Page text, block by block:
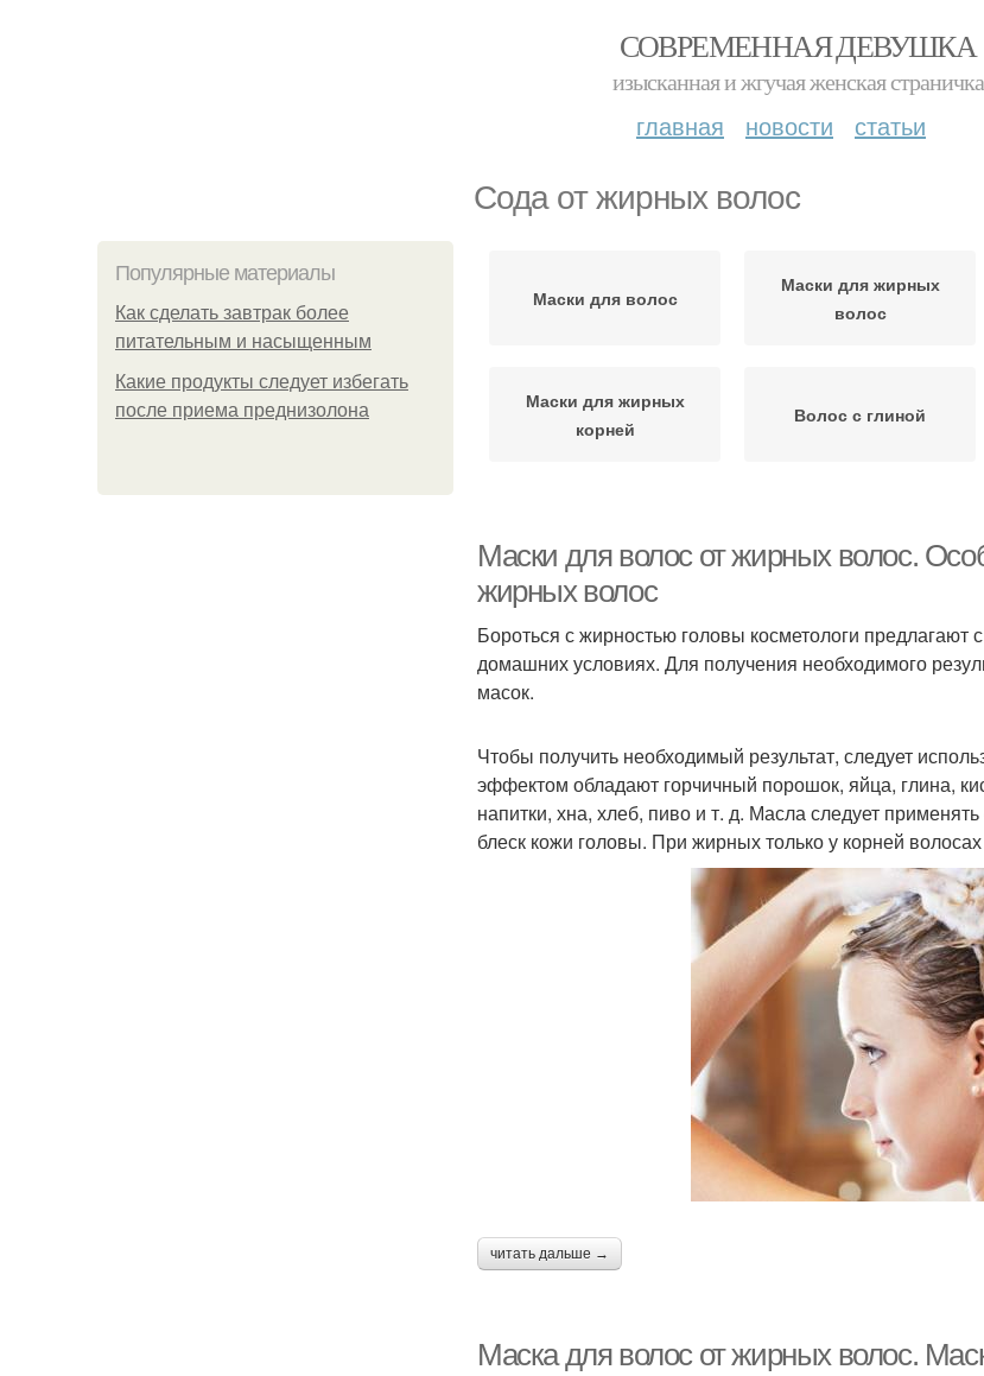
СОВРЕМЕННАЯ ДЕВУШКА
изысканная и жгучая женская страничка
главная новости статьи
Сода от жирных волос
Популярные материалы
Как сделать завтрак более
питательным и насыщенным
Какие продукты следует избегать
после приема преднизолона
Маски для волос
Маски для жирных
волос
Маски для жирных
корней
Волос с глиной
волосами
Маски для волос от жирных волос.
жирных волос
Бороться с жирностью головы косметологи
домашних условиях. Для получения необходимого
масок.
Чтобы получить необходимый результат, следует
эффектом обладают горчичный порошок, яйца, глина,
напитки, хна, хлеб, пиво и т. д. Масла следует
блеск кожи головы. При жирных только у корней
читать дальше →
Маска для волос от жирных волос.